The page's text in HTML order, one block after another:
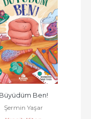
Büyüdüm Ben!
Şermin Yaşar